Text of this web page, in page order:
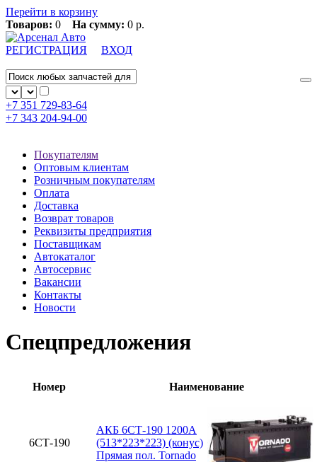
Перейти в корзину
Товаров: 0 На сумму: 0 р.
РЕГИСТРАЦИЯ ВХОД
+7 351 729-83-64
+7 343 204-94-00
Покупателям
Оптовым клиентам
Розничным покупателям
Оплата
Доставка
Возврат товаров
Реквизиты предприятия
Поставщикам
Автокаталог
Автосервис
Вакансии
Контакты
Новости
Спецпредложения
Номер Наименование
6СТ-190
АКБ 6СТ-190 1200А
(513*223*223) (конус)
Прямая пол. Tornado